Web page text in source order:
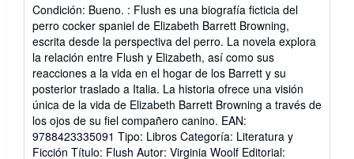
vendedor:
5
de
5
estrellas
Condición: Bueno. : Flush es una biografía ficticia del
perro cocker spaniel de Elizabeth Barrett Browning,
escrita desde la perspectiva del perro. La novela explora
la relación entre Flush y Elizabeth, así como sus
reacciones a la vida en el hogar de los Barrett y su
posterior traslado a Italia. La historia ofrece una visión
única de la vida de Elizabeth Barrett Browning a través de
los ojos de su fiel compañero canino. EAN:
9788423335091 Tipo: Libros Categoría: Literatura y
Ficción Título: Flush Autor: Virginia Woolf Editorial: